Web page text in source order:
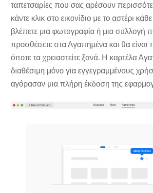
ταπετσαρίες που σας αρέσουν
κάντε κλικ στο εικονίδιο με το αστέρι
βλέπετε μια φωτογραφία ή μια συλλογή
προσθέσετε στα Αγαπημένα και θα είναι
όποτε τα χρειαστείτε ξανά. Η καρτέλα
διαθέσιμη μόνο για εγγεγραμμένους
αγόρασαν μια πλήρη έκδοση της